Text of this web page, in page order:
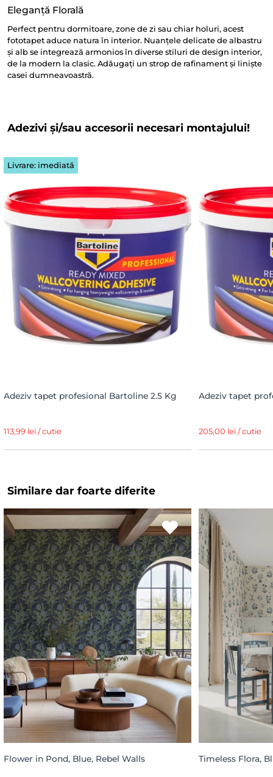
Eleganță Florală
Perfect pentru dormitoare, zone de zi sau chiar holuri, acest
fototapet aduce natura în interior. Nuanțele delicate de albastru
și alb se integrează armonios în diverse stiluri de design interior,
de la modern la clasic. Adăugați un strop de rafinament și liniște
casei dumneavoastră.
Adezivi și/sau accesorii necesari montajului!
Livrare: imediată
Adeziv tapet profesional Bartoline 2.5 Kg
113,99 lei / cutie
Adeziv tapet
205,00 lei / cutie
Similare dar foarte diferite
Flower in Pond, Blue, Rebel Walls Timeless Flora,